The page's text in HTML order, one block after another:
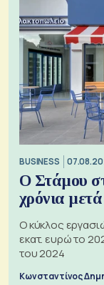
BUSINESS
Ο Στάμου
χρόνια μετά
Ο κύκλος
εκατ. ευρώ το
του 2024
Κωνσταντίνος